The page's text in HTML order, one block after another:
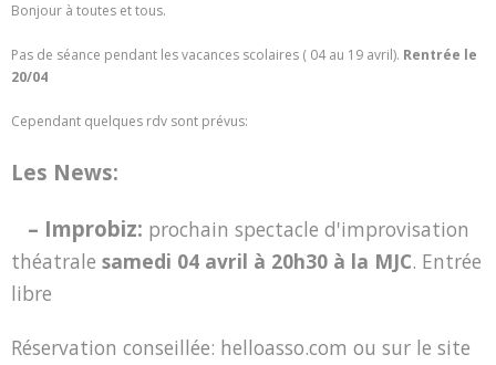
Bonjour à toutes et tous.
Pas de séance pendant les vacances scolaires ( 04 au 19 avril). Rentrée le
20/04
Cependant quelques rdv sont prévus:
Les News:
– Improbiz: prochain spectacle d'improvisation
théatrale samedi 04 avril à 20h30 à la MJC. Entrée
libre
Réservation conseillée: helloasso.com ou sur le site